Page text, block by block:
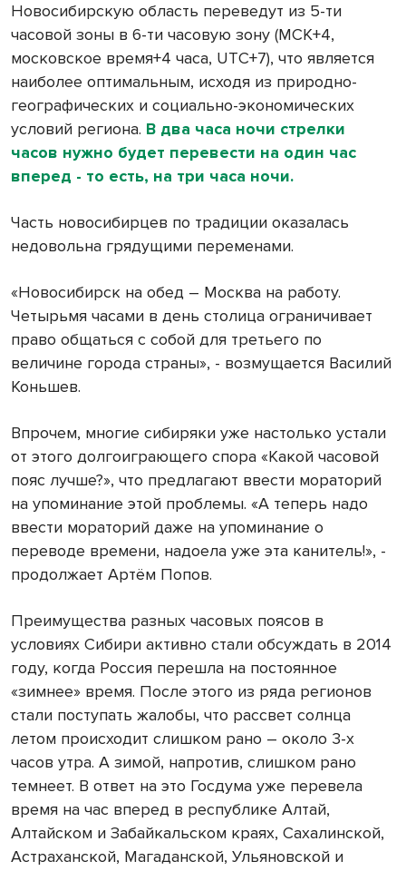
Новосибирскую область переведут из 5-ти
часовой зоны в 6-ти часовую зону (МСК+4,
московское время+4 часа, UTC+7), что является
наиболее оптимальным, исходя из природно-
географических и социально-экономических
условий региона. В два часа ночи стрелки
часов нужно будет перевести на один час
вперед - то есть, на три часа ночи.
Часть новосибирцев по традиции оказалась
недовольна грядущими переменами.
«Новосибирск на обед – Москва на работу.
Четырьмя часами в день столица ограничивает
право общаться с собой для третьего по
величине города страны», - возмущается Василий
Коньшев.
Впрочем, многие сибиряки уже настолько устали
от этого долгоиграющего спора «Какой часовой
пояс лучше?», что предлагают ввести мораторий
на упоминание этой проблемы. «А теперь надо
ввести мораторий даже на упоминание о
переводе времени, надоела уже эта канитель!», -
продолжает Артём Попов.
Преимущества разных часовых поясов в
условиях Сибири активно стали обсуждать в 2014
году, когда Россия перешла на постоянное
«зимнее» время. После этого из ряда регионов
стали поступать жалобы, что рассвет солнца
летом происходит слишком рано – около 3-х
часов утра. А зимой, напротив, слишком рано
темнеет. В ответ на это Госдума уже перевела
время на час вперед в республике Алтай,
Алтайском и Забайкальском краях, Сахалинской,
Астраханской, Магаданской, Ульяновской и